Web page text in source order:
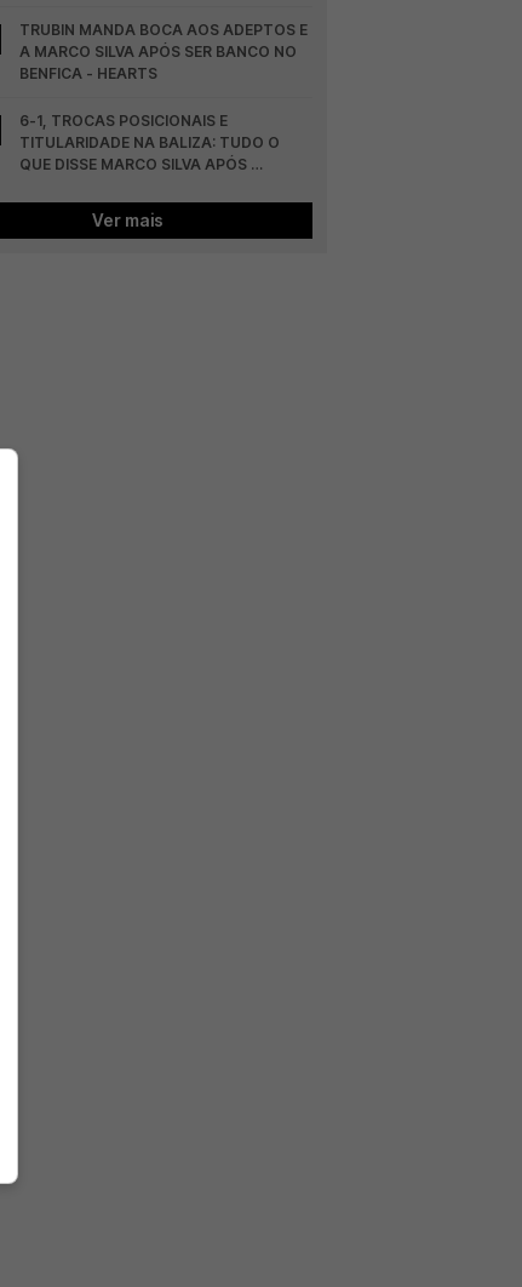
TRUBIN MANDA BOCA AOS ADEPTOS E
A MARCO SILVA APÓS SER BANCO NO
BENFICA - HEARTS
6-1, TROCAS POSICIONAIS E
TITULARIDADE NA BALIZA: TUDO O
QUE DISSE MARCO SILVA APÓS
Ver mais